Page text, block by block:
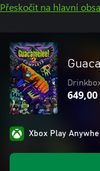
Přeskočit na hlavní
649,00
Xbox Play